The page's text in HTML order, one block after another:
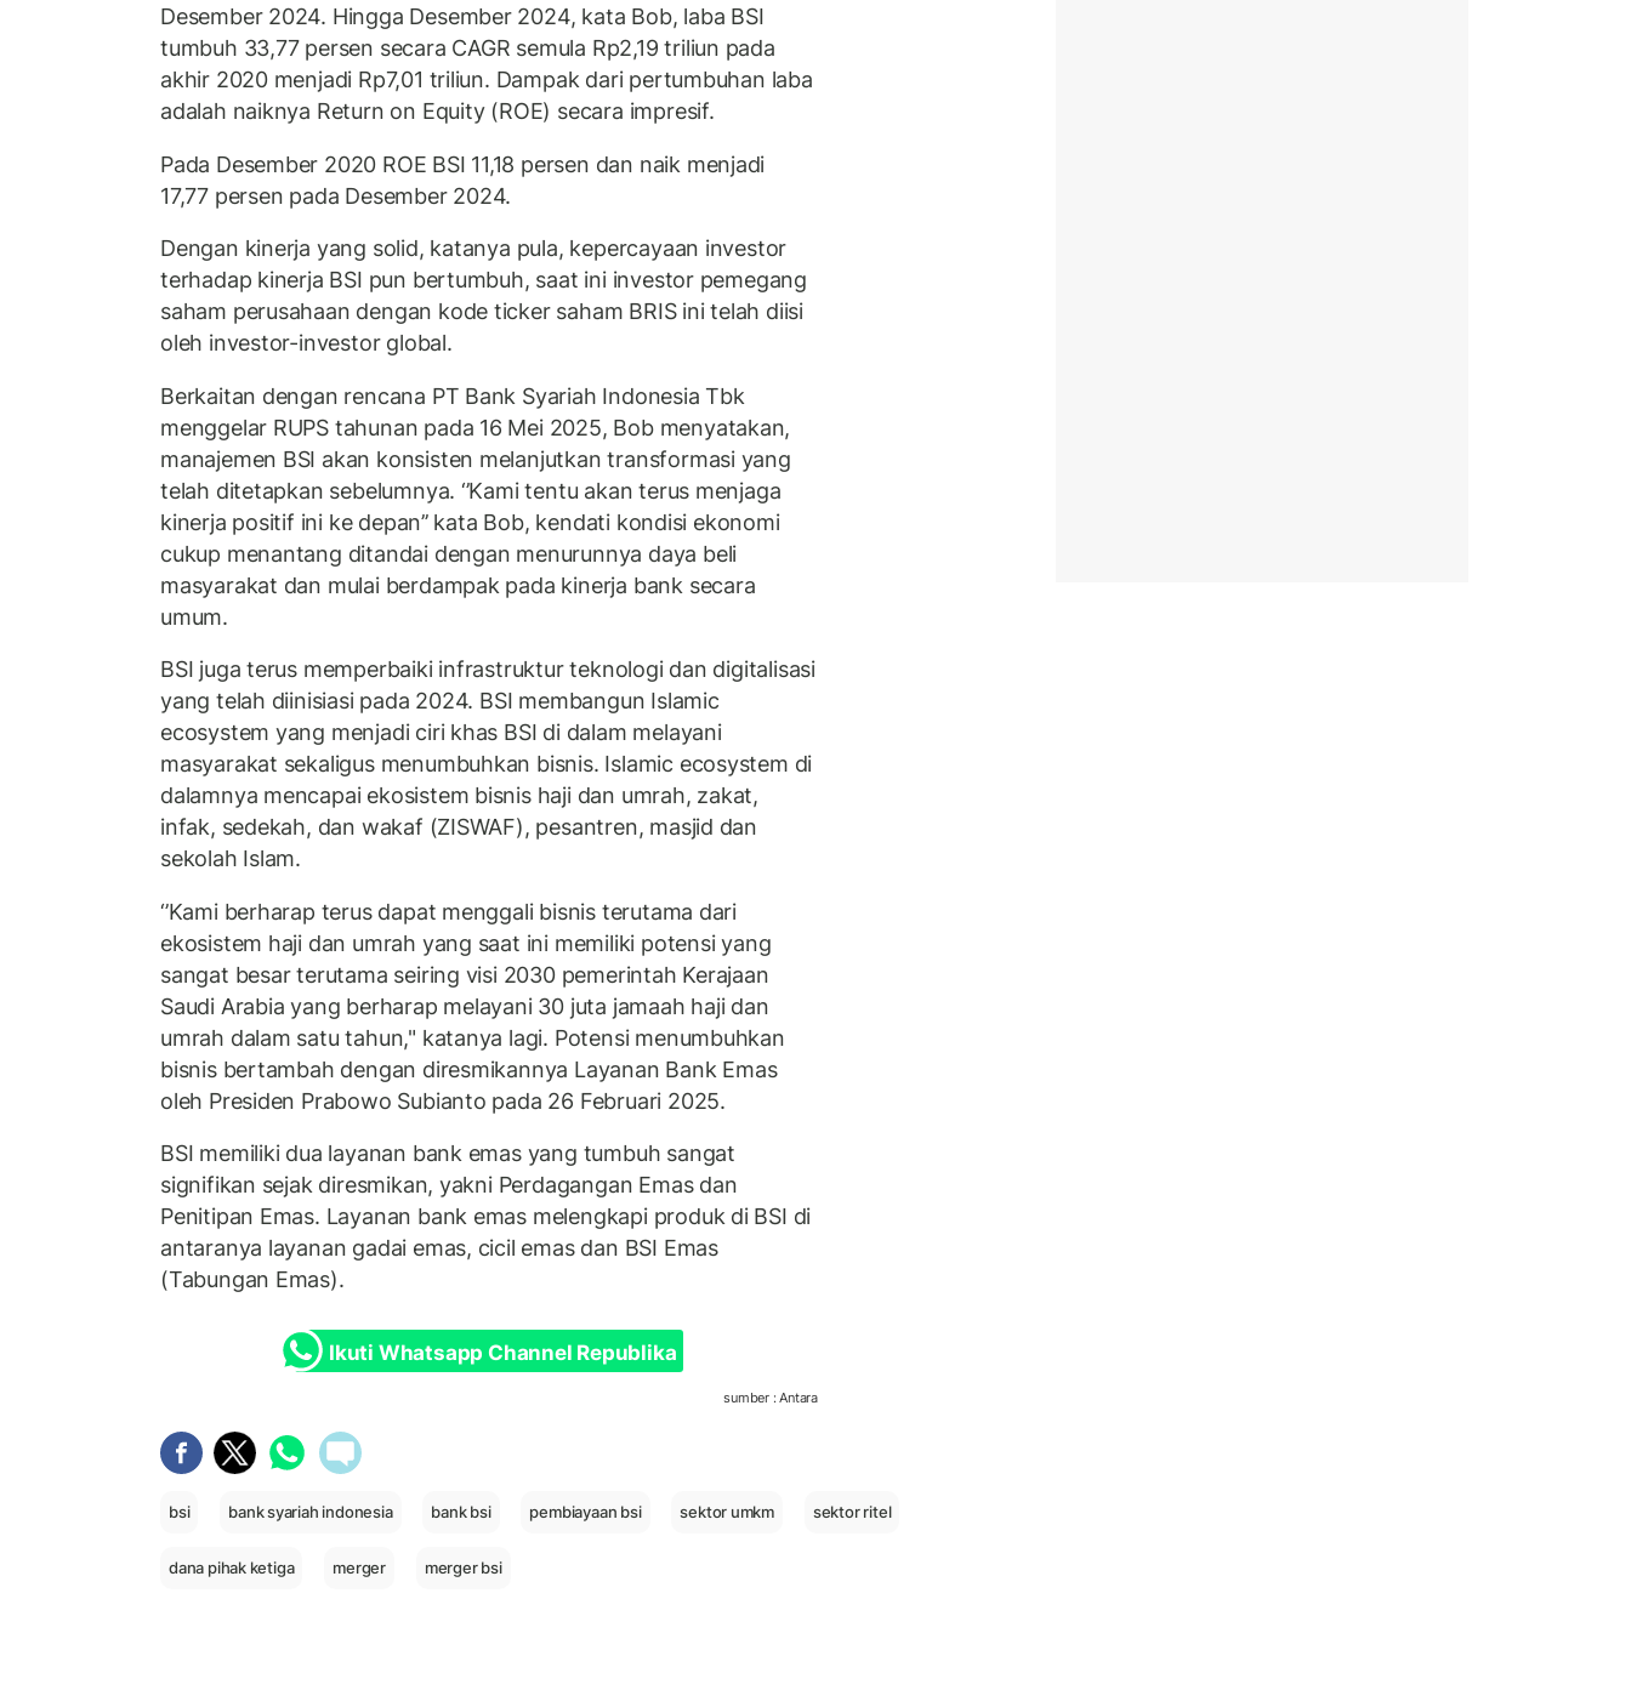
Desember 2024. Hingga Desember 2024, kata Bob, laba BSI
tumbuh 33,77 persen secara CAGR semula Rp2,19 triliun pada
akhir 2020 menjadi Rp7,01 triliun. Dampak dari pertumbuhan laba
adalah naiknya Return on Equity (ROE) secara impresif.
Pada Desember 2020 ROE BSI 11,18 persen dan naik menjadi
17,77 persen pada Desember 2024.
Dengan kinerja yang solid, katanya pula, kepercayaan investor
terhadap kinerja BSI pun bertumbuh, saat ini investor pemegang
saham perusahaan dengan kode ticker saham BRIS ini telah diisi
oleh investor-investor global.
Berkaitan dengan rencana PT Bank Syariah Indonesia Tbk
menggelar RUPS tahunan pada 16 Mei 2025, Bob menyatakan,
manajemen BSI akan konsisten melanjutkan transformasi yang
telah ditetapkan sebelumnya. ‘’Kami tentu akan terus menjaga
kinerja positif ini ke depan’’ kata Bob, kendati kondisi ekonomi
cukup menantang ditandai dengan menurunnya daya beli
masyarakat dan mulai berdampak pada kinerja bank secara
umum.
BSI juga terus memperbaiki infrastruktur teknologi dan digitalisasi
yang telah diinisiasi pada 2024. BSI membangun Islamic
ecosystem yang menjadi ciri khas BSI di dalam melayani
masyarakat sekaligus menumbuhkan bisnis. Islamic ecosystem di
dalamnya mencapai ekosistem bisnis haji dan umrah, zakat,
infak, sedekah, dan wakaf (ZISWAF), pesantren, masjid dan
sekolah Islam.
‘’Kami berharap terus dapat menggali bisnis terutama dari
ekosistem haji dan umrah yang saat ini memiliki potensi yang
sangat besar terutama seiring visi 2030 pemerintah Kerajaan
Saudi Arabia yang berharap melayani 30 juta jamaah haji dan
umrah dalam satu tahun," katanya lagi. Potensi menumbuhkan
bisnis bertambah dengan diresmikannya Layanan Bank Emas
oleh Presiden Prabowo Subianto pada 26 Februari 2025.
BSI memiliki dua layanan bank emas yang tumbuh sangat
signifikan sejak diresmikan, yakni Perdagangan Emas dan
Penitipan Emas. Layanan bank emas melengkapi produk di BSI di
antaranya layanan gadai emas, cicil emas dan BSI Emas
(Tabungan Emas).
Ikuti Whatsapp Channel Republika
sumber : Antara
bsi bank syariah indonesia bank bsi pembiayaan bsi sektor umkm sektor ritel
dana pihak ketiga merger merger bsi